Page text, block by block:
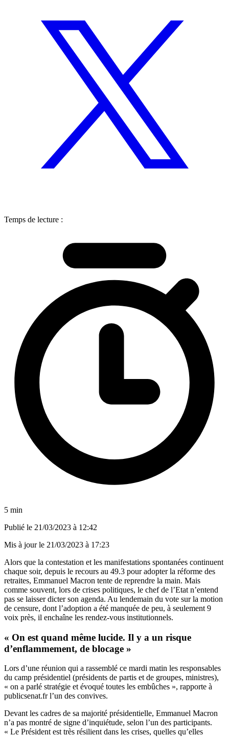
Temps de lecture :
5 min
Publié le 21/03/2023 à 12:42
Mis à jour le 21/03/2023 à 17:23
Alors que la contestation et les manifestations spontanées continuent
chaque soir, depuis le recours au 49.3 pour adopter la réforme des
retraites, Emmanuel Macron tente de reprendre la main. Mais
comme souvent, lors de crises politiques, le chef de l’Etat n’entend
pas se laisser dicter son agenda. Au lendemain du vote sur la motion
de censure, dont l’adoption a été manquée de peu, à seulement 9
voix près, il enchaîne les rendez-vous institutionnels.
« On est quand même lucide. Il y a un risque
d’enflammement, de blocage »
Lors d’une réunion qui a rassemblé ce mardi matin les responsables
du camp présidentiel (présidents de partis et de groupes, ministres),
« on a parlé stratégie et évoqué toutes les embûches », rapporte à
publicsenat.fr l’un des convives.
Devant les cadres de sa majorité présidentielle, Emmanuel Macron
n’a pas montré de signe d’inquiétude, selon l’un des participants.
« Le Président est très résilient dans les crises, quelles qu’elles